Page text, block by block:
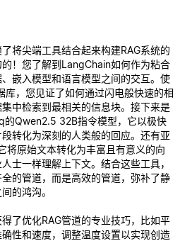
将尖端工具结合起来构建RAG系统的
！您了解到LangChain如何作为粘合
嵌入模型和语言模型之间的交互。使
库，您见证了如何通过闪电般快速的相
中检索到最相关的信息块。接下来是
Qwen2.5 32B指令模型，它以极快
转化为深刻的人类般的回应。还有亚
将原始文本转化为丰富且有意义的向
士一样理解上下文。结合这些工具，
的管道，而是高效的管道，弥补了静
的鸿沟。
了优化RAG管道的专业技巧，比如平
性和速度，调整温度设置以实现创造